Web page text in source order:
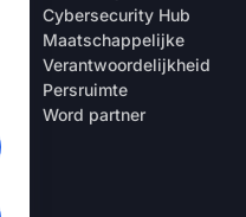
Cybersecurity Hub
Maatschappelijke
Verantwoordelijkheid
Persruimte
Word partner